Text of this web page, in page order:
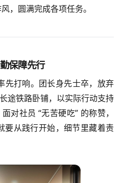
，圆满完成各项任务。​
保障先行​
先打响。团长身先士卒，放弃
途铁路卧铺，以实际行动支持
对社员 “无苦硬吃” 的称赞，
要从践行开始，细节里藏着责